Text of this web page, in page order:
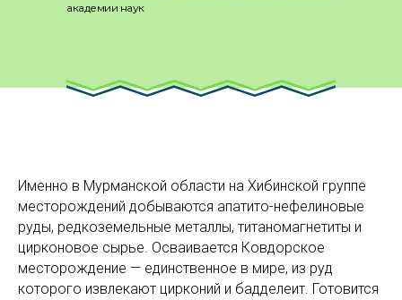
академии наук
Именно в Мурманской области на Хибинской группе
месторождений добываются апатито-нефелиновые
руды, редкоземельные металлы, титаномагнетиты и
цирконовое сырье. Осваивается Ковдорское
месторождение — единственное в мире, из руд
которого извлекают цирконий и бадделеит. Готовится